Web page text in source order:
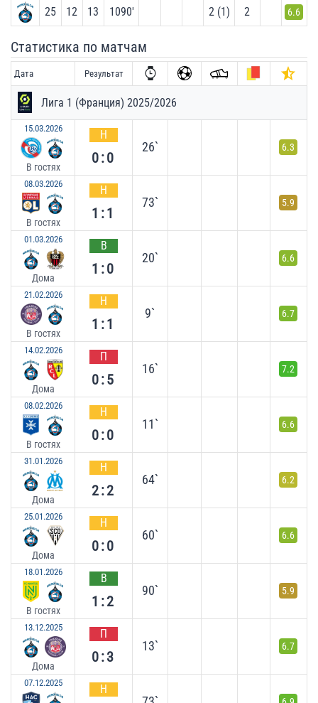
25 12 13 1090′ 2 (1) 2 6.6
Статистика по матчам
Дата Результат
Лига 1 (Франция) 2025/2026
15.03.2026
В гостях
Н
0:0
26` 6.3
08.03.2026
В гостях
Н
1:1
73` 5.9
01.03.2026
Дома
В
1:0
20` 6.6
21.02.2026
В гостях
Н
1:1
9` 6.7
14.02.2026
Дома
П
0:5
16` 7.2
08.02.2026
В гостях
Н
0:0
11` 6.6
31.01.2026
Дома
Н
2:2
64` 6.2
25.01.2026
Дома
Н
0:0
60` 6.6
18.01.2026
В гостях
В
1:2
90` 5.9
13.12.2025
Дома
П
0:3
13` 6.7
07.12.2025 Н